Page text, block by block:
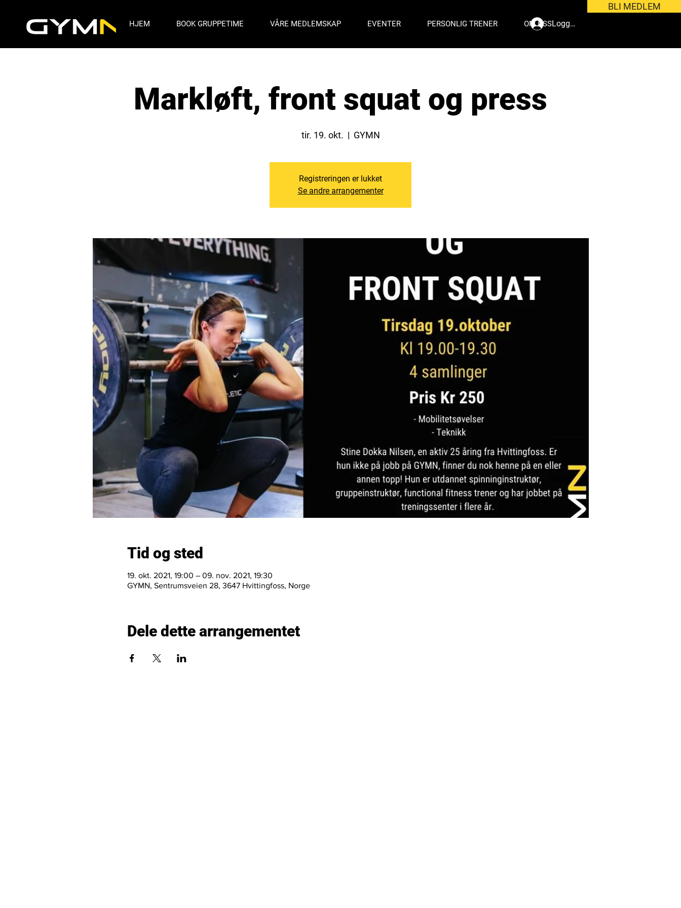
HJEM BOOK GRUPPETIME VÅRE MEDLEMSKAP EVENTER PERSONLIG TRENER OM OSSLogg inn
BLI MEDLEM
Markløft, front squat og press
tir. 19. okt.
  |
GYMN
Registreringen er lukket
Se andre arrangementer
Tid og sted
19. okt. 2021, 19:00 – 09. nov. 2021, 19:30
GYMN, Sentrumsveien 28, 3647 Hvittingfoss, Norge
Dele dette arrangementet